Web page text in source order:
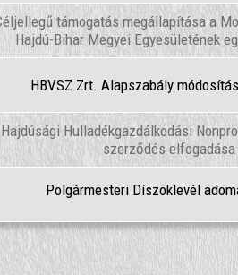
támogatás megállapítása a
Hajdú-Bihar Megyei Egyesületének
HBVSZ Zrt. Alapszabály
Hajdúsági Hulladékgazdálkodási
szerződés elfogadása
Polgármesteri Díszoklevél